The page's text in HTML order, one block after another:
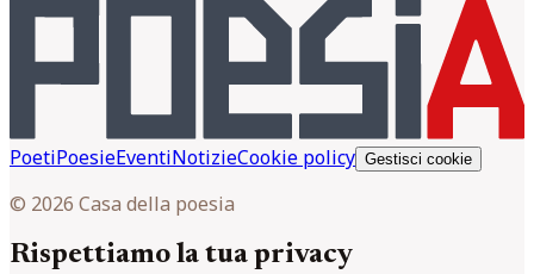
PoetiPoesieEventiNotizieCookie policy Gestisci cookie
© 2026 Casa della poesia
Rispettiamo la tua privacy